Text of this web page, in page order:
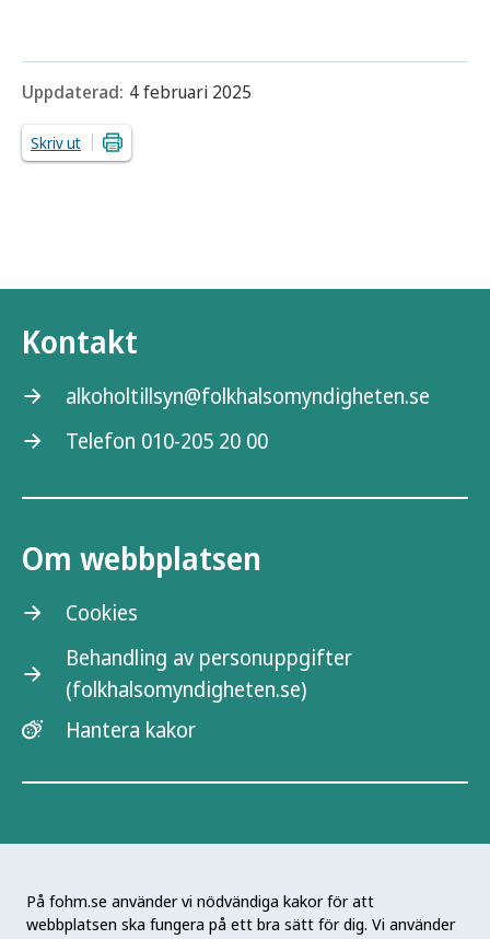
På fohm.se använder vi nödvändiga kakor för att
webbplatsen ska fungera på ett bra sätt för dig. Vi använder
Uppdaterad: 4 februari 2025
Skriv ut
Kontakt
alkoholtillsyn@folkhalsomyndigheten.se
Telefon 010-205 20 00
Om webbplatsen
Cookies
Behandling av personuppgifter
(folkhalsomyndigheten.se)
Hantera kakor
Folkhälsomyndigheten är en nationell